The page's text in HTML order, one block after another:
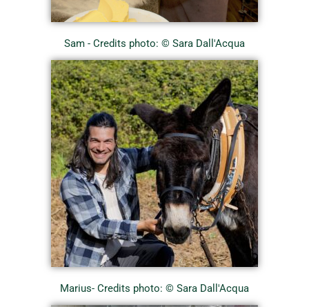
Sam - Credits photo: © Sara Dall'Acqua
Marius- Credits photo: © Sara Dall'Acqua